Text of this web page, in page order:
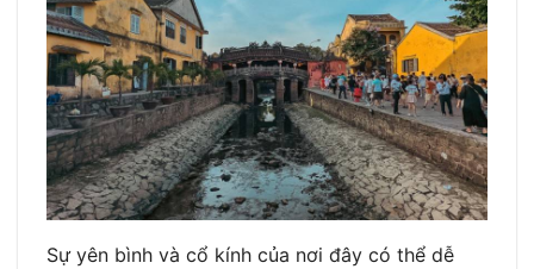
Sự yên bình và cổ kính của nơi đây có thể dễ